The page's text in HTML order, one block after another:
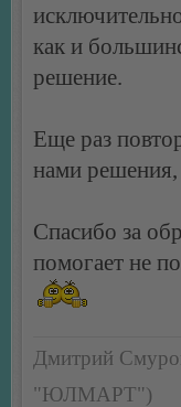
как и
решение.
Еще раз
нами решения,
Спасибо за
помогает не
Дмитрий
"ЮЛМАРТ")